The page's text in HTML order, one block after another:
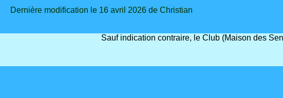
Dernière modification le 16 avril 2026 de Christian
Sauf indication contraire, le Club (Maison des